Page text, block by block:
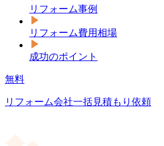
リフォーム事例
リフォーム費用相場
成功のポイント
無料
リフォーム会社一括見積もり依頼